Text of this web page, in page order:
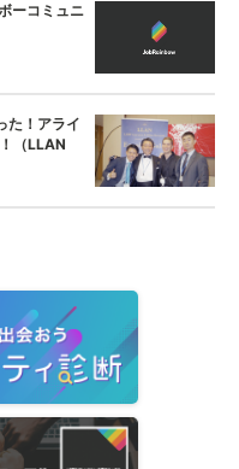
ーコミュニ
た！アライ
（LLAN